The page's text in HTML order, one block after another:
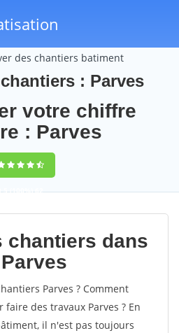
des chantiers batiment
: Parves
votre chiffre
: Parves
(100%)62
votes
chantiers dans
Parves ? Comment
des travaux Parves ? En
il n'est pas toujours